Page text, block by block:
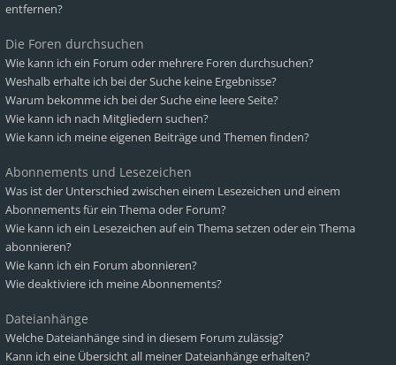
entfernen?
Die Foren durchsuchen
Wie kann ich ein Forum oder mehrere Foren durchsuchen?
Weshalb erhalte ich bei der Suche keine Ergebnisse?
Warum bekomme ich bei der Suche eine leere Seite?
Wie kann ich nach Mitgliedern suchen?
Wie kann ich meine eigenen Beiträge und Themen finden?
Abonnements und Lesezeichen
Was ist der Unterschied zwischen einem Lesezeichen und einem
Abonnements für ein Thema oder Forum?
Wie kann ich ein Lesezeichen auf ein Thema setzen oder ein Thema
abonnieren?
Wie kann ich ein Forum abonnieren?
Wie deaktiviere ich meine Abonnements?
Dateianhänge
Welche Dateianhänge sind in diesem Forum zulässig?
Kann ich eine Übersicht all meiner Dateianhänge erhalten?